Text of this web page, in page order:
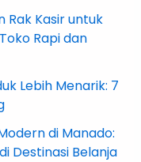
Rak Kasir untuk
Rapi dan
Lebih Menarik: 7
di Manado:
Destinasi Belanja